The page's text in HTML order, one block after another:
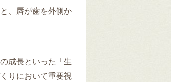
、唇が歯を外側か
成長といった「生
りにおいて重要視